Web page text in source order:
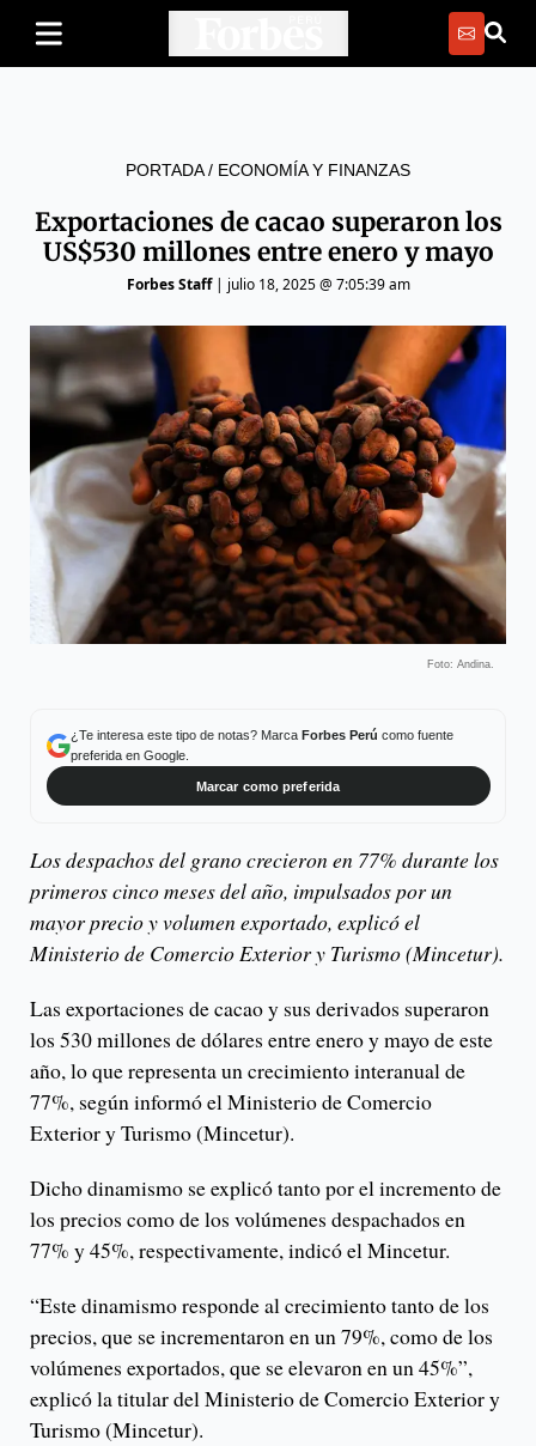
PORTADA/ ECONOMÍA Y FINANZAS
Exportaciones de cacao superaron los
US$530 millones entre enero y mayo
Forbes Staff| julio 18, 2025 @ 7:05:39 am
Foto: Andina.
¿Te interesa este tipo de notas? Marca Forbes Perú como fuente
preferida en Google.
Marcar como preferida
Los despachos del grano crecieron en 77% durante los
primeros cinco meses del año, impulsados por un
mayor precio y volumen exportado, explicó el
Ministerio de Comercio Exterior y Turismo (Mincetur).
Las exportaciones de cacao y sus derivados superaron
los 530 millones de dólares entre enero y mayo de este
año, lo que representa un crecimiento interanual de
77%, según informó el Ministerio de Comercio
Exterior y Turismo (Mincetur).
Dicho dinamismo se explicó tanto por el incremento de
los precios como de los volúmenes despachados en
77% y 45%, respectivamente, indicó el Mincetur.
“Este dinamismo responde al crecimiento tanto de los
precios, que se incrementaron en un 79%, como de los
volúmenes exportados, que se elevaron en un 45%”,
explicó la titular del Ministerio de Comercio Exterior y
Turismo (Mincetur).